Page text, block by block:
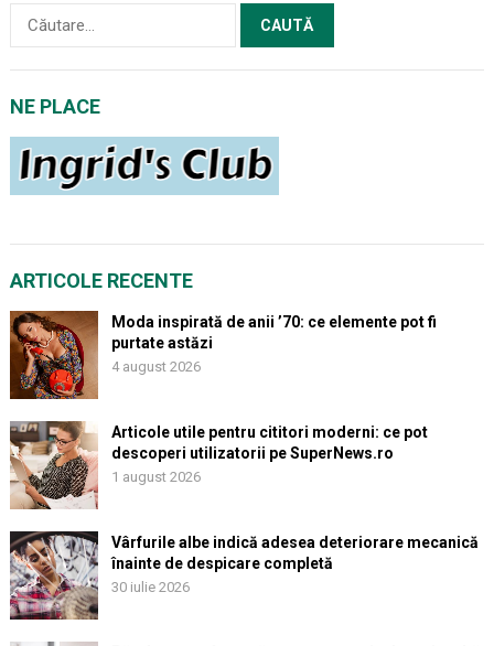
după:
NE PLACE
ARTICOLE RECENTE
Moda inspirată de anii ’70: ce elemente pot fi
purtate astăzi
4 august 2026
Articole utile pentru cititori moderni: ce pot
descoperi utilizatorii pe SuperNews.ro
1 august 2026
Vârfurile albe indică adesea deteriorare mecanică
înainte de despicare completă
30 iulie 2026